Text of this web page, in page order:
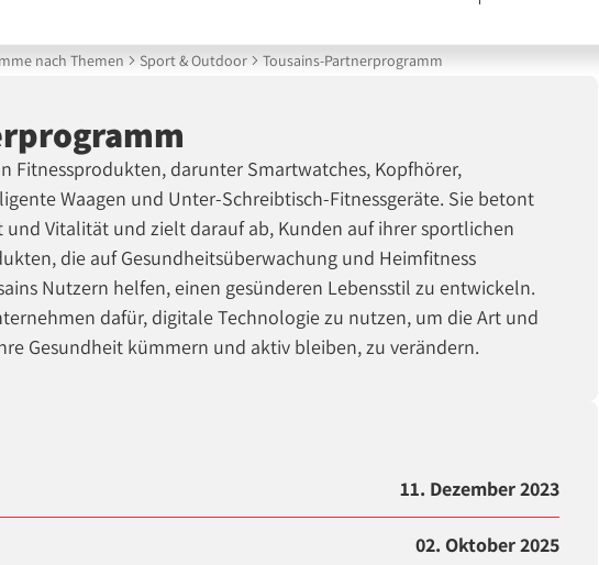
nach Themen Sport & Outdoor Tousains-Partnerprogramm
Fitnessprodukten, darunter Smartwatches, Kopfhörer,
Waagen und Unter-Schreibtisch-Fitnessgeräte. Sie betont
und Vitalität und zielt darauf ab, Kunden auf ihrer sportlichen
die auf Gesundheitsüberwachung und Heimfitness
Nutzern helfen, einen gesünderen Lebensstil zu entwickeln.
dafür, digitale Technologie zu nutzen, um die Art und
Gesundheit kümmern und aktiv bleiben, zu verändern.
11. Dezember 2023
02. Oktober 2025